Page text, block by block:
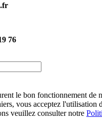
76
le bon fonctionnement de
vous acceptez l'utilisation
veuillez consulter notre